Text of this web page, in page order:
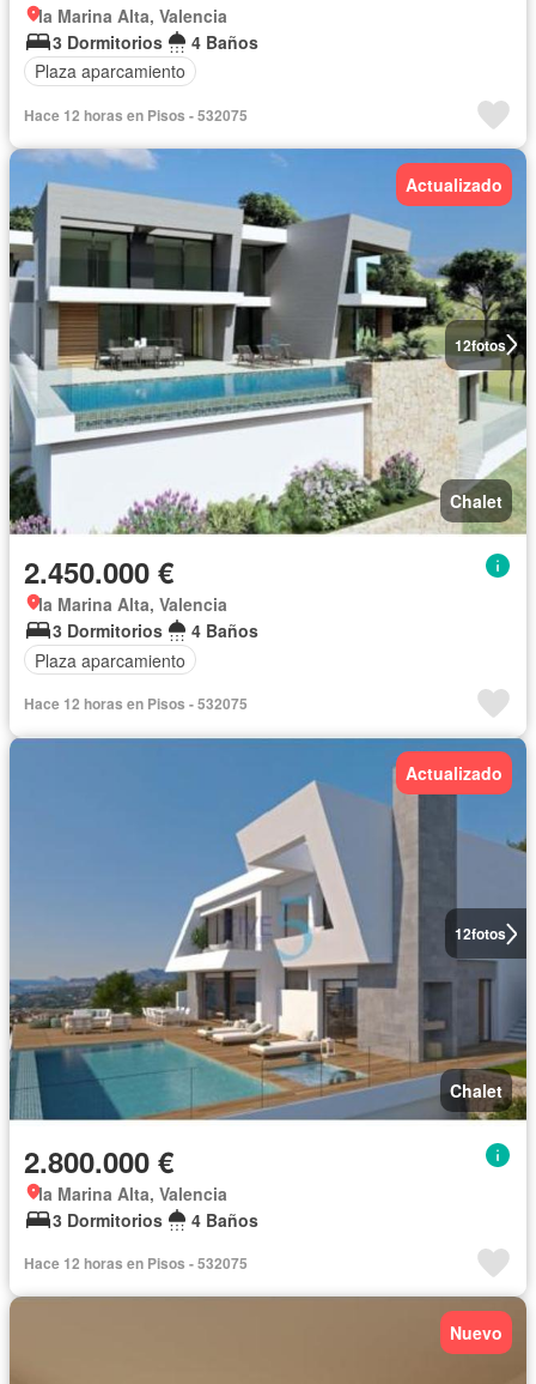
la Marina Alta, Valencia
3 Dormitorios
4 Baños
Plaza aparcamiento
Hace 12 horas en Pisos - 532075
12fotos
Actualizado
Chalet
2.450.000 €
la Marina Alta, Valencia
3 Dormitorios
4 Baños
Plaza aparcamiento
Hace 12 horas en Pisos - 532075
12fotos
Actualizado
Chalet
2.800.000 €
la Marina Alta, Valencia
3 Dormitorios
4 Baños
Hace 12 horas en Pisos - 532075
Nuevo